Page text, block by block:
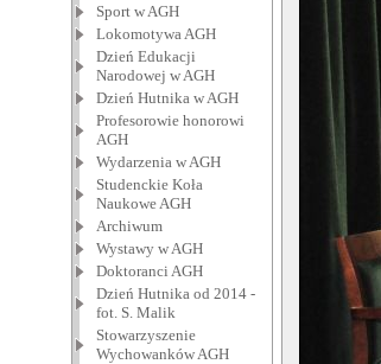
Sport w AGH
Lokomotywa AGH
Dzień Edukacji
Narodowej w AGH
Dzień Hutnika w AGH
Profesorowie honorowi
AGH
Wydarzenia w AGH
Studenckie Koła
Naukowe AGH
Archiwum
Wystawy w AGH
Doktoranci AGH
Dzień Hutnika od 2014 -
fot. S. Malik
Stowarzyszenie
Wychowanków AGH